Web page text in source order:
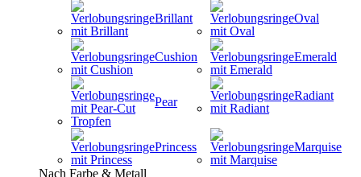
Brillant
Oval
Cushion Emerald
Pear Radiant
Princess
Marquise
Nach Farbe & Metall